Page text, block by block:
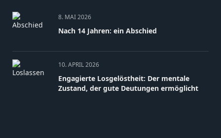
8. MAI 2026
Nach 14 Jahren: ein Abschied
10. APRIL 2026
Engagierte Losgelöstheit: Der mentale
Zustand, der gute Deutungen ermöglicht